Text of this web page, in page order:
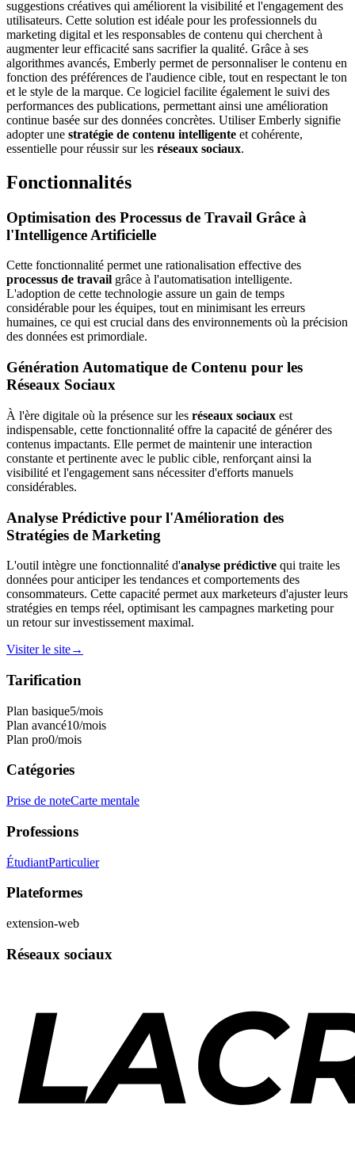
suggestions créatives qui améliorent la visibilité et l'engagement des
utilisateurs. Cette solution est idéale pour les professionnels du
marketing digital et les responsables de contenu qui cherchent à
augmenter leur efficacité sans sacrifier la qualité. Grâce à ses
algorithmes avancés, Emberly permet de personnaliser le contenu en
fonction des préférences de l'audience cible, tout en respectant le ton
et le style de la marque. Ce logiciel facilite également le suivi des
performances des publications, permettant ainsi une amélioration
continue basée sur des données concrètes. Utiliser Emberly signifie
adopter une stratégie de contenu intelligente et cohérente,
essentielle pour réussir sur les réseaux sociaux.
Fonctionnalités
Optimisation des Processus de Travail Grâce à
l'Intelligence Artificielle
Cette fonctionnalité permet une rationalisation effective des
processus de travail grâce à l'automatisation intelligente.
L'adoption de cette technologie assure un gain de temps
considérable pour les équipes, tout en minimisant les erreurs
humaines, ce qui est crucial dans des environnements où la précision
des données est primordiale.
Génération Automatique de Contenu pour les
Réseaux Sociaux
À l'ère digitale où la présence sur les réseaux sociaux est
indispensable, cette fonctionnalité offre la capacité de générer des
contenus impactants. Elle permet de maintenir une interaction
constante et pertinente avec le public cible, renforçant ainsi la
visibilité et l'engagement sans nécessiter d'efforts manuels
considérables.
Analyse Prédictive pour l'Amélioration des
Stratégies de Marketing
L'outil intègre une fonctionnalité d'analyse prédictive qui traite les
données pour anticiper les tendances et comportements des
consommateurs. Cette capacité permet aux marketeurs d'ajuster leurs
stratégies en temps réel, optimisant les campagnes marketing pour
un retour sur investissement maximal.
Visiter le site→
Tarification
Plan basique5/mois
Plan avancé10/mois
Plan pro0/mois
Catégories
Prise de noteCarte mentale
Professions
ÉtudiantParticulier
Plateformes
extension-web
Réseaux sociaux